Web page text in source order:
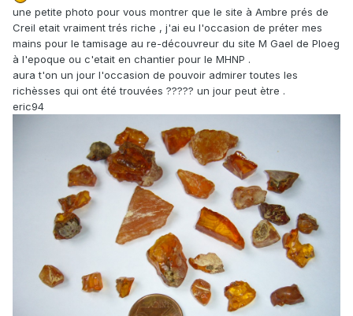
une petite photo pour vous montrer que le site à Ambre prés de
Creil etait vraiment trés riche , j'ai eu l'occasion de préter mes
mains pour le tamisage au re-découvreur du site M Gael de Ploeg
à l'epoque ou c'etait en chantier pour le MHNP .
aura t'on un jour l'occasion de pouvoir admirer toutes les
richèsses qui ont été trouvées ????? un jour peut ètre .
eric94